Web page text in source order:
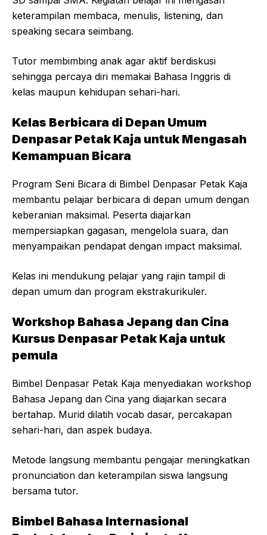
keterampilan membaca, menulis, listening, dan
speaking secara seimbang.
Tutor membimbing anak agar aktif berdiskusi
sehingga percaya diri memakai Bahasa Inggris di
kelas maupun kehidupan sehari-hari.
Kelas Berbicara di Depan Umum
Denpasar Petak Kaja untuk Mengasah
Kemampuan Bicara
Program Seni Bicara di Bimbel Denpasar Petak Kaja
membantu pelajar berbicara di depan umum dengan
keberanian maksimal. Peserta diajarkan
mempersiapkan gagasan, mengelola suara, dan
menyampaikan pendapat dengan impact maksimal.
Kelas ini mendukung pelajar yang rajin tampil di
depan umum dan program ekstrakurikuler.
Workshop Bahasa Jepang dan Cina
Kursus Denpasar Petak Kaja untuk
pemula
Bimbel Denpasar Petak Kaja menyediakan workshop
Bahasa Jepang dan Cina yang diajarkan secara
bertahap. Murid dilatih vocab dasar, percakapan
sehari-hari, dan aspek budaya.
Metode langsung membantu pengajar meningkatkan
pronunciation dan keterampilan siswa langsung
bersama tutor.
Bimbel Bahasa Internasional